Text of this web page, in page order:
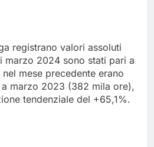
registrano valori assoluti
marzo 2024 sono stati pari a
mese precedente erano
marzo 2023 (382 mila ore),
tendenziale del +65,1%.